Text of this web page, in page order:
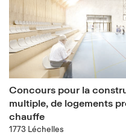
Concours pour la
multiple, de logements
chauffe
1773 Léchelles